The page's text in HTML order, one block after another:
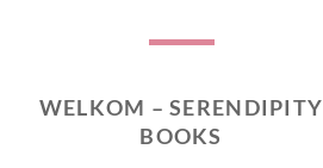
WELKOM – SERENDIPITY
BOOKS